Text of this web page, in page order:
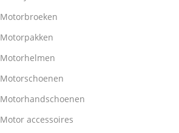
Motorbroeken
Motorpakken
Motorhelmen
Motorschoenen
Motorhandschoenen
Motor accessoires